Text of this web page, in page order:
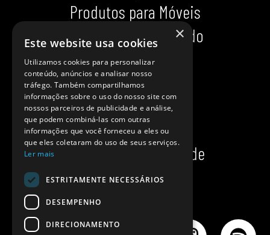
Produtos para Móveis
Produtos para Calçado
Indispensáveis
Dicas impecáveis
Ajuda
Onde comprar?
Política de privacidade
Política de cookies
×
Este website usa cookies
Utilizamos cookies para personalizar
conteúdo, anúncios e analisar nosso
tráfego. Também compartilhamos
informações sobre o uso do nosso site com
nossos parceiros de publicidade e análise,
que podem combiná-las com outras
informações que você forneceu a eles ou
que eles coletaram do uso de seus serviços.
Ler mais
ESTRITAMENTE NECESSÁRIOS
DESEMPENHO
DIRECIONAMENTO